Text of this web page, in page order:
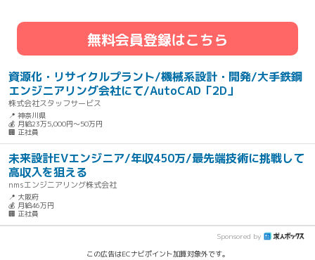
無料会員登録はこちら
資源化・リサイクルプラント/機械系設計・開発/大手鉄鋼
エンジニアリング会社にて/AutoCAD「2D」
株式会社スタッフサービス
📍 神奈川県
💰 月給23万5,000円～50万円
🏢 正社員
未来設計EVエンジニア/年収450万/最先端技術に挑戦して
高収入を狙える
nmsエンジニアリング株式会社
📍 大阪府
💰 月給46万円
🏢 正社員
Sponsored by
この広告はECナビポイント加算対象外です。